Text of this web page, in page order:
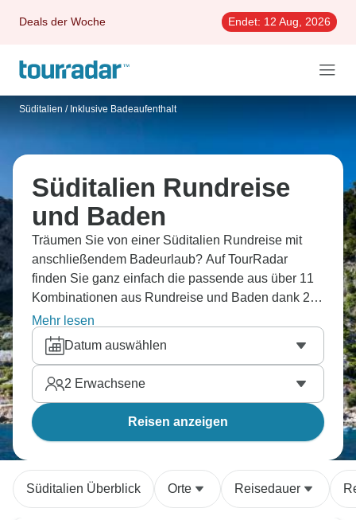
Deals der Woche Endet: 12 Aug, 2026
Süditalien / Inklusive Badeaufenthalt
Süditalien Rundreise
und Baden
Träumen Sie von einer Süditalien Rundreise mit
anschließendem Badeurlaub? Auf TourRadar
finden Sie ganz einfach die passende aus über 11
Kombinationen aus Rundreise und Baden dank 28
Erfahrungsberichten.
Mehr lesen
Datum auswählen
2 Erwachsene
Reisen anzeigen
Süditalien Überblick Orte Reisedauer